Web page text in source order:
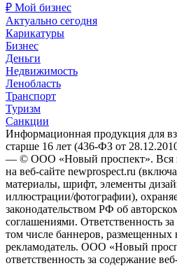
₽ Мой бизнес
Актуально сегодня
Карикатуры
Бизнес
Деньги
Недвижимость
Ленобласть
Транспорт
Туризм
Санкции
Информационная продукция для
старше 16 лет (436-ФЗ от
— © ООО «Новый проспект». Вся
на веб-сайте newprospect.ru
материалы, шрифт, элементы
иллюстрации/фотографии),
законодательством РФ об
соглашениями. Ответственность
том числе баннеров, размещенных
рекламодатель. ООО «Новый
ответственность за содержание